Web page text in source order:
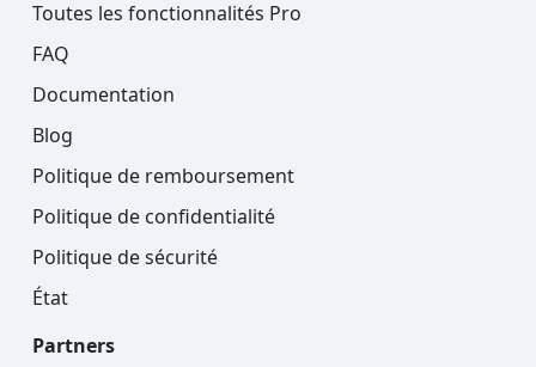
Toutes les fonctionnalités Pro
FAQ
Documentation
Blog
Politique de remboursement
Politique de confidentialité
Politique de sécurité
État
Partners